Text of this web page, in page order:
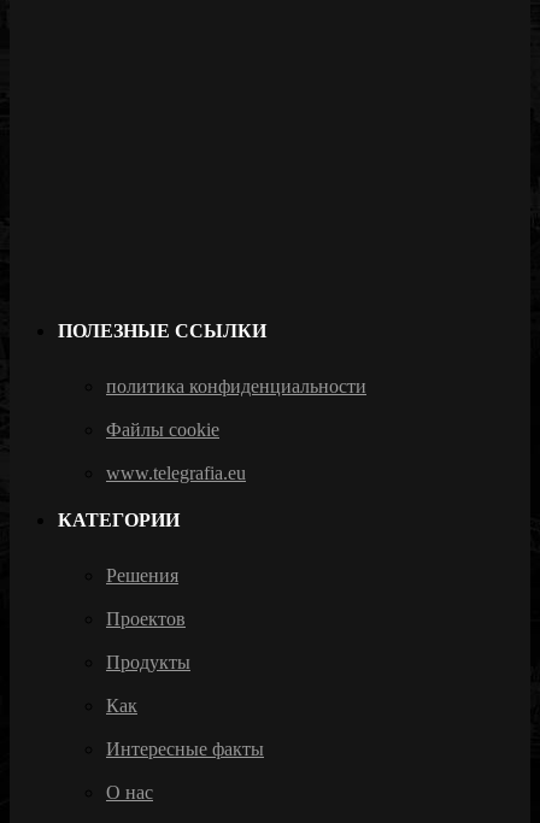
ПОЛЕЗНЫЕ ССЫЛКИ
политика конфиденциальности
Файлы cookie
www.telegrafia.eu
КАТЕГОРИИ
Решения
Проектов
Продукты
Как
Интересные факты
О нас